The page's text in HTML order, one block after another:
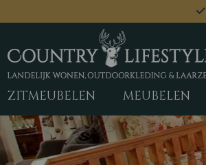
ZITMEUBELEN MEUBELEN